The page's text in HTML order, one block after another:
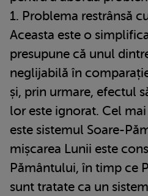
1. Problema restrânsă
Aceasta este o
presupune că unul
neglijabilă în
și, prin urmare, efectul
lor este ignorat. Cel
este sistemul Soare-
mișcarea Lunii este
Pământului, în timp ce
sunt tratate ca un